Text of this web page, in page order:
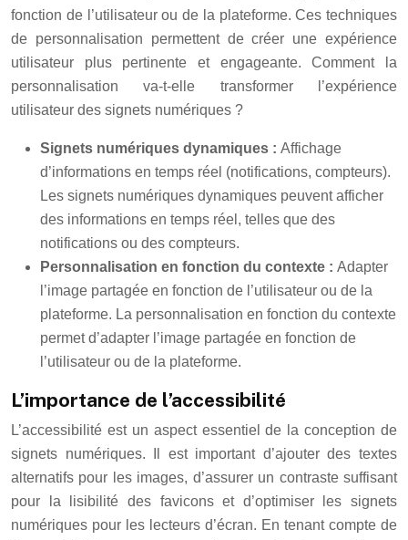
fonction de l’utilisateur ou de la plateforme. Ces techniques
de personnalisation permettent de créer une expérience
utilisateur plus pertinente et engageante. Comment la
personnalisation va-t-elle transformer l’expérience
utilisateur des signets numériques ?
Signets numériques dynamiques : Affichage
d’informations en temps réel (notifications, compteurs).
Les signets numériques dynamiques peuvent afficher
des informations en temps réel, telles que des
notifications ou des compteurs.
Personnalisation en fonction du contexte : Adapter
l’image partagée en fonction de l’utilisateur ou de la
plateforme. La personnalisation en fonction du contexte
permet d’adapter l’image partagée en fonction de
l’utilisateur ou de la plateforme.
L’importance de l’accessibilité
L’accessibilité est un aspect essentiel de la conception de
signets numériques. Il est important d’ajouter des textes
alternatifs pour les images, d’assurer un contraste suffisant
pour la lisibilité des favicons et d’optimiser les signets
numériques pour les lecteurs d’écran. En tenant compte de